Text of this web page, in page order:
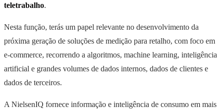
teletrabalho.
Nesta função, terás um papel relevante no desenvolvimento da
próxima geração de soluções de medição para retalho, com foco em
e-commerce, recorrendo a algoritmos, machine learning, inteligência
artificial e grandes volumes de dados internos, dados de clientes e
dados de terceiros.
A NielsenIQ fornece informação e inteligência de consumo em mais